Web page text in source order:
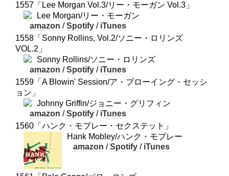
1557「Lee Morgan Vol.3/リー・モーガン Vol.3」
Lee Morgan/リー・モーガン
amazon /Spotify / iTunes
1558「Sonny Rollins, Vol.2/ソニー・ロリンズ
VOL.2」
Sonny Rollins/ソニー・ロリンズ
amazon /Spotify / iTunes
1559「A Blowin' Session/ア・ブローイング・セッシ
ョン」
Johnny Griffin/ジョニー・グリフィン
amazon /Spotify / iTunes
1560「ハンク・モブレー・セクステット」
Hank Mobley/ハンク・モブレー
amazon /Spotify / iTunes